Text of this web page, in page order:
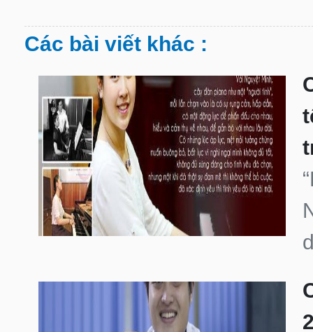
Các bài viết khác :